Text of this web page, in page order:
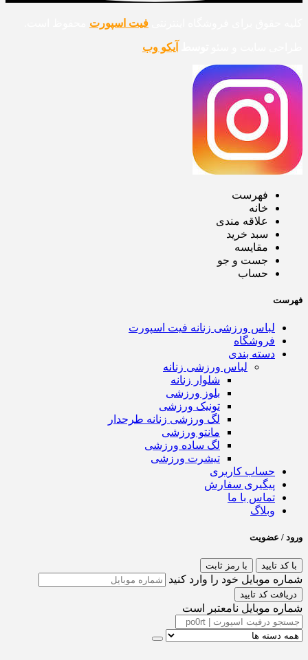
فیت اسپورت
آیکو وب
فهرست
خانه
علاقه مندی
سبد خرید
مقایسه
جست و جو
حساب
فهرست
لباس ورزشی زنانه فیت اسپورت
فروشگاه
دسته بندی
لباس ورزشی زنانه
شلوار زنانه
بلوز ورزشی
تونیک ورزشی
لگ ورزشی زنانه طرحدار
مانتو ورزشی
لگ ساده ورزشی
تیشرت ورزشی
حساب کاربری
پیگیری سفارش
تماس با ما
وبلاگ
ورود / عضویت
با کد تایید با رمز ثابت
شماره موبایل خود را وارد کنید
دریافت کد تایید
شماره موبایل نامعتبر است